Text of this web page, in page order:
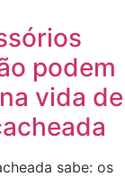
podem
vida de
sabe: os